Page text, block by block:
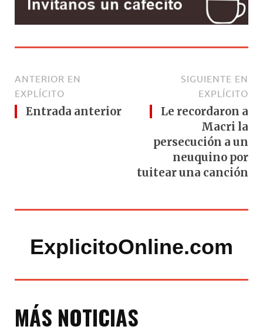
ANTERIOR EN
EXPLÍCITO
Entrada anterior
SIGUIENTE EN
EXPLÍCITO
Le recordaron a
Macri la
persecución a un
neuquino por
tuitear una canción
ExplicitoOnline.com
MÁS NOTICIAS